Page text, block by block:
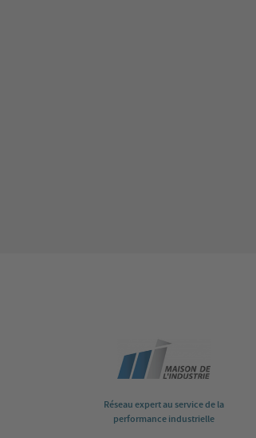
Réseau expert au service de la
performance industrielle